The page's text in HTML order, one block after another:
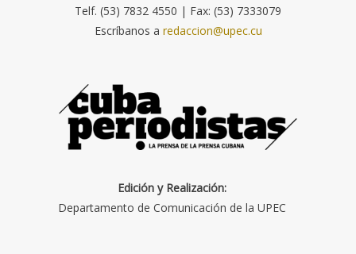
Telf. (53) 7832 4550 | Fax: (53) 7333079
Escríbanos a redaccion@upec.cu
Edición y Realización:
Departamento de Comunicación de la UPEC